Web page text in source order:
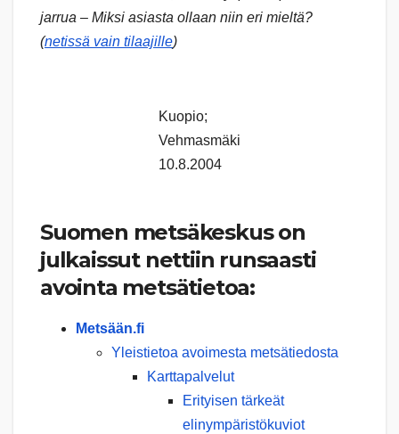
jarrua – Miksi asiasta ollaan niin eri mieltä?
(netissä vain tilaajille)
Kuopio;
Vehmasmäki
10.8.2004
Suomen metsäkeskus on
julkaissut nettiin runsaasti
avointa metsätietoa:
Metsään.fi
Yleistietoa avoimesta metsätiedosta
Karttapalvelut
Erityisen tärkeät
elinympäristökuviot